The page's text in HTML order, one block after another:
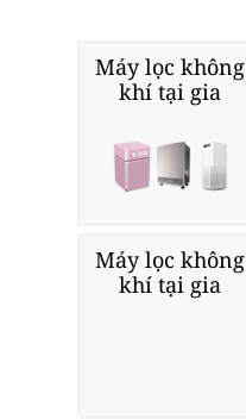
Máy lọc không
khí tại gia
Máy lọc không
khí tại gia